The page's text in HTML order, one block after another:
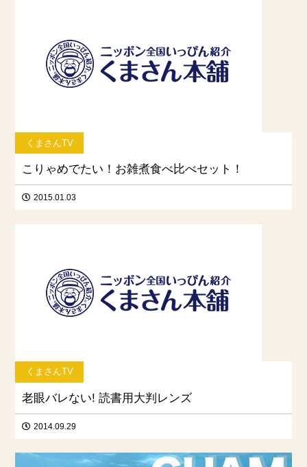
くまさんTV
こりゃめでたい！お雑煮食べ比べセット！
2015.01.03
くまさんTV
老眼バレない! 読書用大判レンズ
2014.09.29